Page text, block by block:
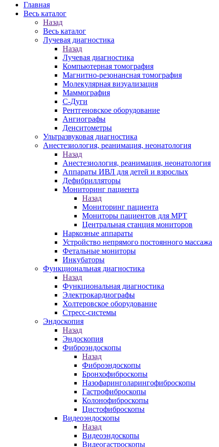
Главная
Весь каталог
Назад
Весь каталог
Лучевая диагностика
Назад
Лучевая диагностика
Компьютерная томография
Магнитно-резонансная томография
Молекулярная визуализация
Маммография
С-Дуги
Рентгеновское оборудование
Ангиографы
Денситометры
Ультразвуковая диагностика
Анестезиология, реанимация, неонатология
Назад
Анестезиология, реанимация, неонатология
Аппараты ИВЛ для детей и взрослых
Дефибрилляторы
Мониторинг пациента
Назад
Мониторинг пациента
Мониторы пациентов для МРТ
Центральная станция мониторов
Наркозные аппараты
Устройство непрямого постоянного массажа
Фетальные мониторы
Инкубаторы
Функциональная диагностика
Назад
Функциональная диагностика
Электрокардиографы
Холтеровское оборудование
Стресс-системы
Эндоскопия
Назад
Эндоскопия
Фиброэндоскопы
Назад
Фиброэндоскопы
Бронхофиброскопы
Назофаринголарингофиброскопы
Гастрофиброскопы
Колонофиброскопы
Цистофиброскопы
Видеоэндоскопы
Назад
Видеоэндоскопы
Видеогастроскопы